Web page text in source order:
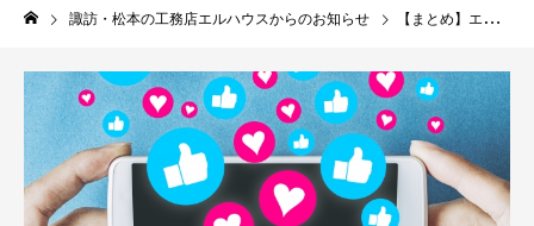
エルハウスからのお
知らせ
諏訪・松本の工務店エルハウスからのお知らせ 【まとめ】エルハウスのSNSに寄せられたメッセージ | 4/27-5/3